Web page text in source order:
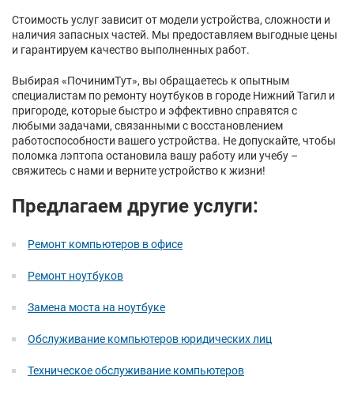
Стоимость услуг зависит от модели устройства, сложности и
наличия запасных частей. Мы предоставляем выгодные цены
и гарантируем качество выполненных работ.
Выбирая «ПочинимТут», вы обращаетесь к опытным
специалистам по ремонту ноутбуков в городе Нижний Тагил и
пригороде, которые быстро и эффективно справятся с
любыми задачами, связанными с восстановлением
работоспособности вашего устройства. Не допускайте, чтобы
поломка лэптопа остановила вашу работу или учебу –
свяжитесь с нами и верните устройство к жизни!
Предлагаем другие услуги:
Ремонт компьютеров в офисе
Ремонт ноутбуков
Замена моста на ноутбуке
Обслуживание компьютеров юридических лиц
Техническое обслуживание компьютеров